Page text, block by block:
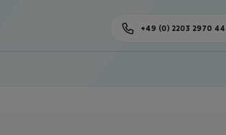
+49 (0) 2203 2970